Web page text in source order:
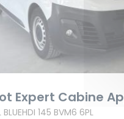
BLUEHDI 145 BVM6 6PL